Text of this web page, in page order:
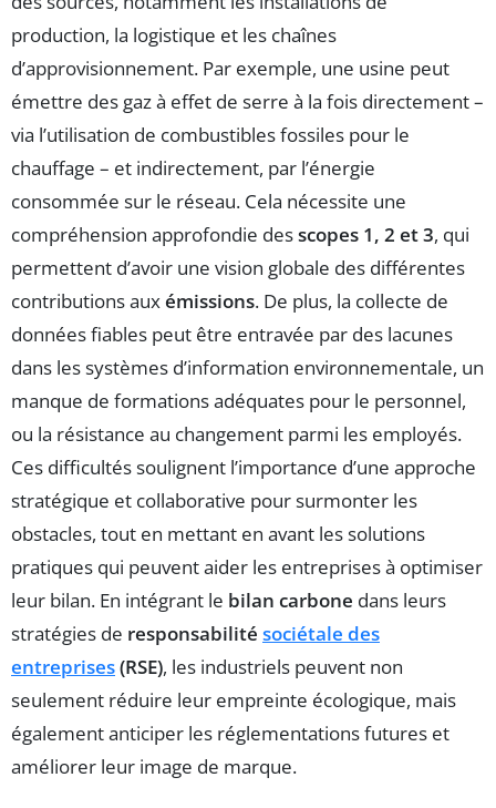
production, la logistique et les chaînes
d’approvisionnement. Par exemple, une usine peut
émettre des gaz à effet de serre à la fois directement –
via l’utilisation de combustibles fossiles pour le
chauffage – et indirectement, par l’énergie
consommée sur le réseau. Cela nécessite une
compréhension approfondie desscopes 1, 2 et 3, qui
permettent d’avoir une vision globale des différentes
contributions auxémissions. De plus, la collecte de
données fiables peut être entravée par des lacunes
dans les systèmes d’information environnementale, un
manque de formations adéquates pour le personnel,
ou la résistance au changement parmi les employés.
Ces difficultés soulignent l’importance d’une approche
stratégique et collaborative pour surmonter les
obstacles, tout en mettant en avant les solutions
pratiques qui peuvent aider les entreprises à optimiser
leur bilan. En intégrant le bilan carbone dans leurs
stratégies de responsabilité sociétale des
entreprises(RSE), les industriels peuvent non
seulement réduire leur empreinte écologique, mais
également anticiper les réglementations futures et
améliorer leur image de marque.